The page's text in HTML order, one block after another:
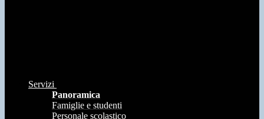
Servizi
Panoramica
Famiglie e studenti
Personale scolastico